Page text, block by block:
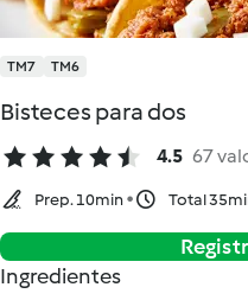
TM7 TM6
Bisteces para dos
4.5 67
Prep. 10min Total
Ingredientes